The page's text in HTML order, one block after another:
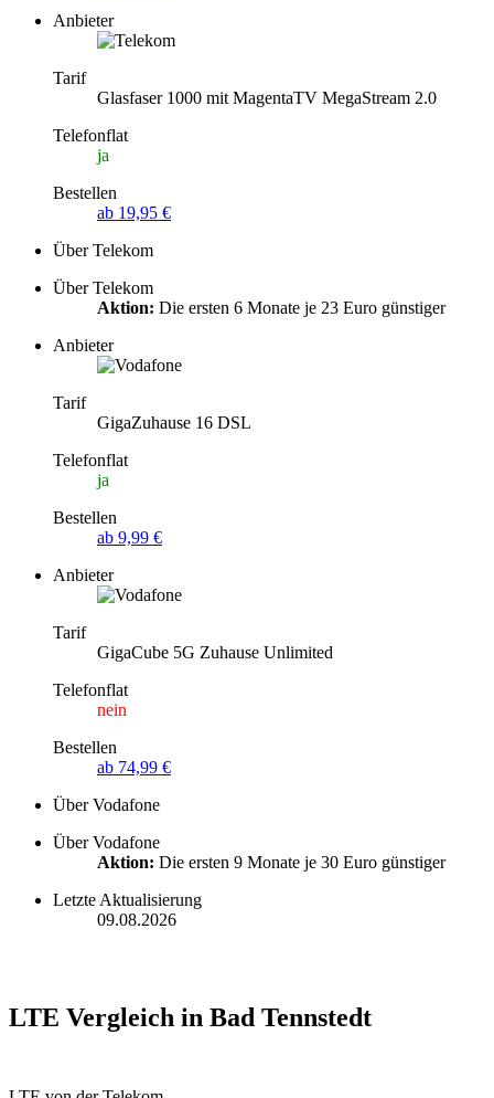
Anbieter
Tarif
Glasfaser 1000 mit MagentaTV MegaStream 2.0
Telefonflat
ja
Bestellen
ab 19,95 €
Über Telekom
Über Telekom
Aktion: Die ersten 6 Monate je 23 Euro günstiger
Anbieter
Tarif
GigaZuhause 16 DSL
Telefonflat
ja
Bestellen
ab 9,99 €
Anbieter
Tarif
GigaCube 5G Zuhause Unlimited
Telefonflat
nein
Bestellen
ab 74,99 €
Über Vodafone
Über Vodafone
Aktion: Die ersten 9 Monate je 30 Euro günstiger
Letzte Aktualisierung
09.08.2026
LTE Vergleich in Bad Tennstedt